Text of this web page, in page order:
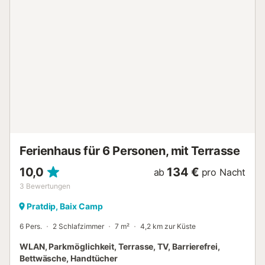
Ferienhaus für 6 Personen, mit Terrasse
10,0
3 Bewertungen
ab 134 € pro Nacht
Pratdip, Baix Camp
6 Pers. 2 Schlafzimmer 7 m² 4,2 km zur Küste
WLAN, Parkmöglichkeit, Terrasse, TV, Barrierefrei,
Bettwäsche, Handtücher